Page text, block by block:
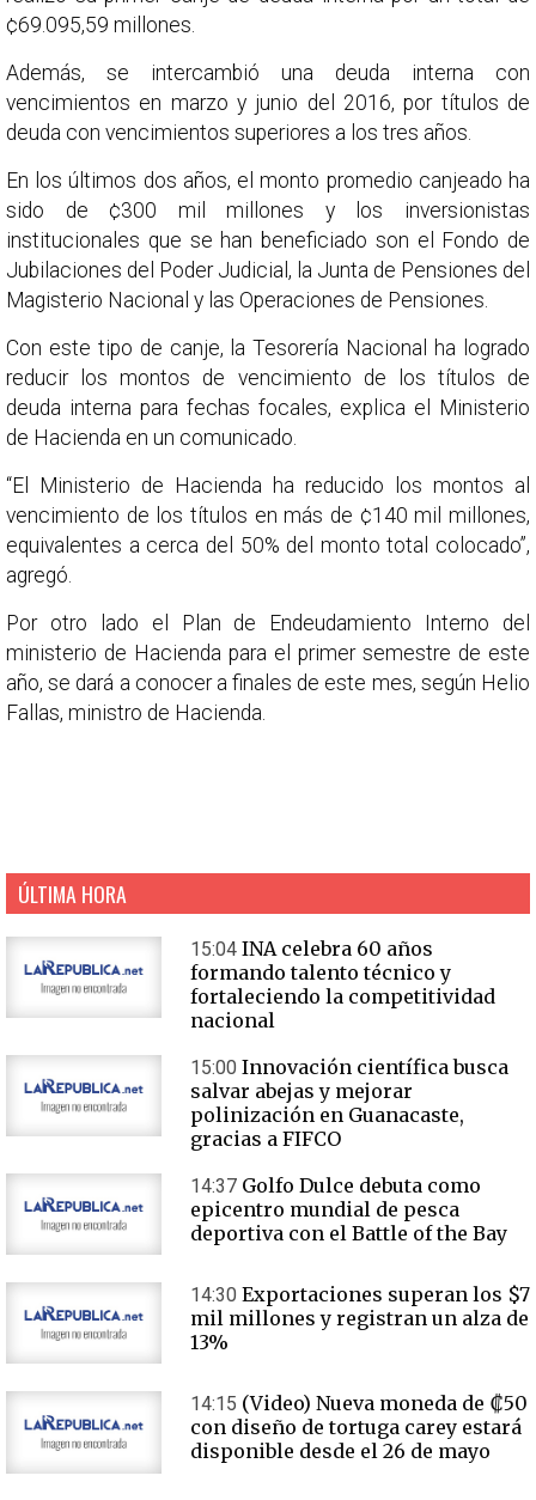
¢69.095,59 millones.
Además, se intercambió una deuda interna con
vencimientos en marzo y junio del 2016, por títulos de
deuda con vencimientos superiores a los tres años.
En los últimos dos años, el monto promedio canjeado ha
sido de ¢300 mil millones y los inversionistas
institucionales que se han beneficiado son el Fondo de
Jubilaciones del Poder Judicial, la Junta de Pensiones del
Magisterio Nacional y las Operaciones de Pensiones.
Con este tipo de canje, la Tesorería Nacional ha logrado
reducir los montos de vencimiento de los títulos de
deuda interna para fechas focales, explica el Ministerio
de Hacienda en un comunicado.
“El Ministerio de Hacienda ha reducido los montos al
vencimiento de los títulos en más de ¢140 mil millones,
equivalentes a cerca del 50% del monto total colocado”,
agregó.
Por otro lado el Plan de Endeudamiento Interno del
ministerio de Hacienda para el primer semestre de este
año, se dará a conocer a finales de este mes, según Helio
Fallas, ministro de Hacienda.
ÚLTIMA HORA
15:04 INA celebra 60 años
formando talento técnico y
fortaleciendo la competitividad
nacional
15:00 Innovación científica busca
salvar abejas y mejorar
polinización en Guanacaste,
gracias a FIFCO
14:37 Golfo Dulce debuta como
epicentro mundial de pesca
deportiva con el Battle of the Bay
14:30 Exportaciones superan los $7
mil millones y registran un alza de
13%
14:15 (Video) Nueva moneda de ₡50
con diseño de tortuga carey estará
disponible desde el 26 de mayo